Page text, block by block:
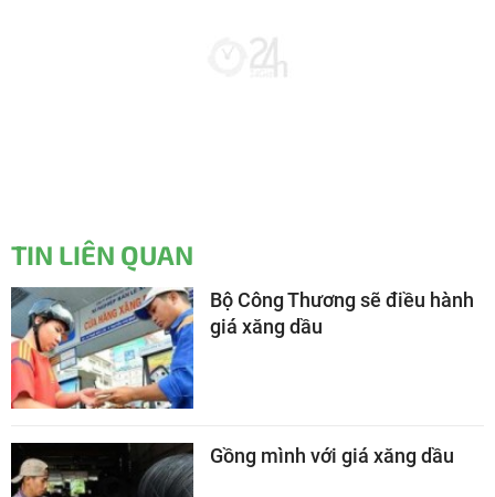
TIN LIÊN QUAN
Bộ Công Thương sẽ điều hành
giá xăng dầu
Gồng mình với giá xăng dầu